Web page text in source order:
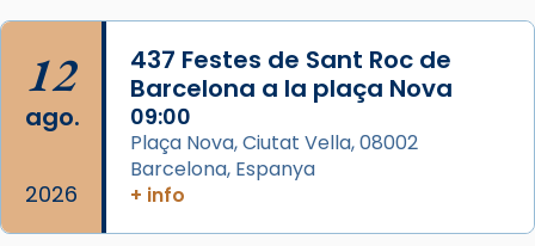
Foto
View on Facebook · Share
Arquebisbat de Barcelona
2 weeks ago
Memòria de les santes Juliana i
12
ago.
2026
437 Festes de Sant Roc de
Barcelona a la plaça Nova
09:00
Plaça Nova, Ciutat Vella, 08002
Barcelona, Espanya
+ info